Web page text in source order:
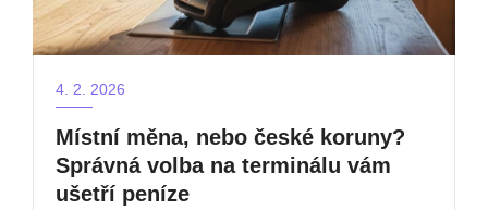
4. 2. 2026
Místní měna, nebo české koruny?
Správná volba na terminálu vám
ušetří peníze